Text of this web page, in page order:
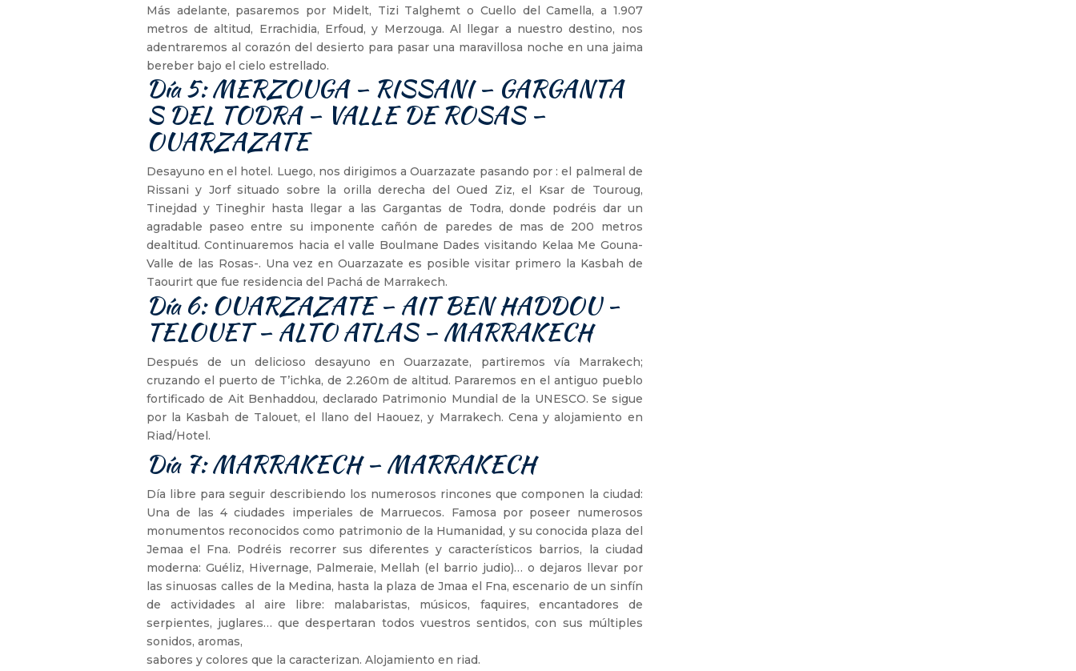
Más adelante, pasaremos por Midelt, Tizi Talghemt o Cuello del Camella, a 1.907
metros de altitud, Errachidia, Erfoud, y Merzouga. Al llegar a nuestro destino, nos
adentraremos al corazón del desierto para pasar una maravillosa noche en una jaima
bereber bajo el cielo estrellado.
Día 5: MERZOUGA – RISSANI – GARGANTA
S DEL TODRA – VALLE DE ROSAS –
OUARZAZATE
Desayuno en el hotel. Luego, nos dirigimos a Ouarzazate pasando por : el palmeral de
Rissani y Jorf situado sobre la orilla derecha del Oued Ziz, el Ksar de Touroug,
Tinejdad y Tineghir hasta llegar a las Gargantas de Todra, donde podréis dar un
agradable paseo entre su imponente cañón de paredes de mas de 200 metros
dealtitud. Continuaremos hacia el valle Boulmane Dades visitando Kelaa Me Gouna-
Valle de las Rosas-. Una vez en Ouarzazate es posible visitar primero la Kasbah de
Taourirt que fue residencia del Pachá de Marrakech.
Día 6: OUARZAZATE – AIT BEN HADDOU -
TELOUET – ALTO ATLAS – MARRAKECH
Después de un delicioso desayuno en Ouarzazate, partiremos vía Marrakech;
cruzando el puerto de T’ichka, de 2.260m de altitud. Pararemos en el antiguo pueblo
fortificado de Ait Benhaddou, declarado Patrimonio Mundial de la UNESCO. Se sigue
por la Kasbah de Talouet, el llano del Haouez, y Marrakech. Cena y alojamiento en
Riad/Hotel.
Día 7: MARRAKECH – MARRAKECH
Día libre para seguir describiendo los numerosos rincones que componen la ciudad:
Una de las 4 ciudades imperiales de Marruecos. Famosa por poseer numerosos
monumentos reconocidos como patrimonio de la Humanidad, y su conocida plaza del
Jemaa el Fna. Podréis recorrer sus diferentes y característicos barrios, la ciudad
moderna: Guéliz, Hivernage, Palmeraie, Mellah (el barrio judio)… o dejaros llevar por
las sinuosas calles de la Medina, hasta la plaza de Jmaa el Fna, escenario de un sinfín
de actividades al aire libre: malabaristas, músicos, faquires, encantadores de
serpientes, juglares… que despertaran todos vuestros sentidos, con sus múltiples
sonidos, aromas,
sabores y colores que la caracterizan. Alojamiento en riad.